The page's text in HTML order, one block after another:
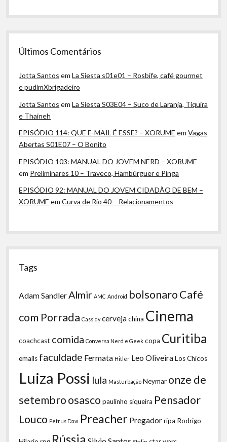
Últimos Comentários
Jotta Santos emLa Siesta s01e01 – Rosbife, café gourmet
e pudimXbrigadeiro
Jotta Santos emLa Siesta S03E04 – Suco de Laranja, Tiquira
e Thaineh
EPISÓDIO 114: QUE E-MAIL É ESSE? – XORUME emVagas
Abertas S01E07 – O Bonito
EPISÓDIO 103: MANUAL DO JOVEM NERD – XORUME
em Preliminares 10 – Traveco, Hambúrguer e Pinga
EPISÓDIO 92: MANUAL DO JOVEM CIDADÃO DE BEM –
XORUME emCurva de Rio 40 – Relacionamentos
Tags
Adam Sandler Almir AMC Android bolsonaroCafé
com Porrada Cassidy cervejachina Cinema
coachcast comida Conversa Nerd e Geek copa Curitiba
emails faculdade Fermata Hitler Leo OliveiraLos Chicos
Luiza Possi lula Masturbação Neymar onze de
setembroosasco paulinho siqueira Pensador
Louco Petrus Davi Preacher Pregadorripa Rodrigo
Rússia